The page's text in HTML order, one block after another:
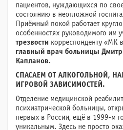
пациентов, нуждающихся по
состоянию в неотложной
Приёмный покой работает
особенностях руководимого им
трезвости корреспонденту «МК
главный врач больницы
Капланов.
СПАСАЕМ ОТ АЛКОГОЛЬНОЙ,
ИГРОВОЙ ЗАВИСИМОСТЕЙ.
Отделение медицинской
психиатрической больницы,
первых в России, ещё в 1999-м
уникальным. Здесь не просто